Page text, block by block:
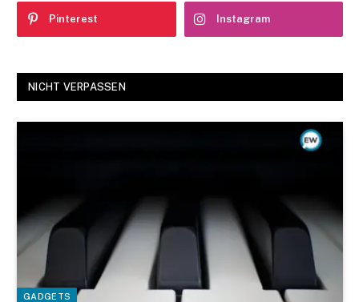
Pinterest Instagram
NICHT VERPASSEN
GADGETS